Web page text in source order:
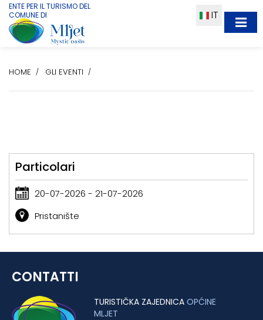
ENTE PER IL TURISMO DEL
COMUNE DI
IT
HOME GLI EVENTI
Particolari
20-07-2026 - 21-07-2026
Pristanište
CONTATTI
TURISTIČKA ZAJEDNICA OPĆINE
MLJET